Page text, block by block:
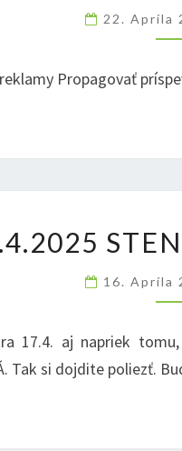
22. Apríla
Propagovať
16. Apríla
17.4. aj napriek
Tak si dojdite poliezť.